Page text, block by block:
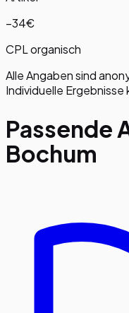
−34€
CPL organisch
Alle Angaben sind
Individuelle Ergebnisse
Passende
Bochum